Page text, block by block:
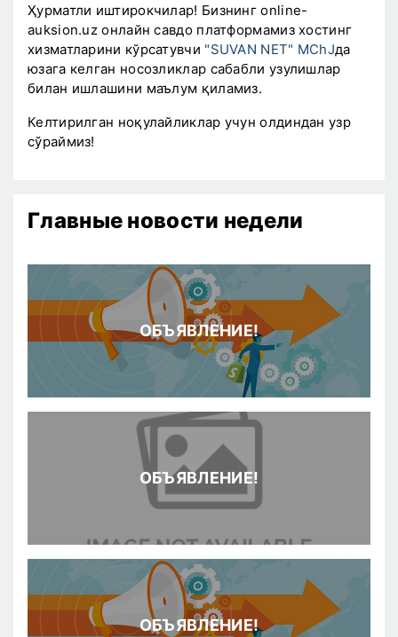
Ҳурматли иштирокчилар! Бизнинг online-
auksion.uz онлайн савдо платформамиз хостинг
хизматларини кўрсатувчи "SUVAN NET" MChJда
юзага келган носозликлар сабабли узулишлар
билан ишлашини маълум қиламиз.
Келтирилган ноқулайликлар учун олдиндан узр
сўраймиз!
Главные новости недели
ОБЪЯВЛЕНИЕ!
ОБЪЯВЛЕНИЕ!
ОБЪЯВЛЕНИЕ!